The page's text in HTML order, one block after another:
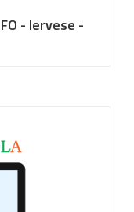
- Iervese -